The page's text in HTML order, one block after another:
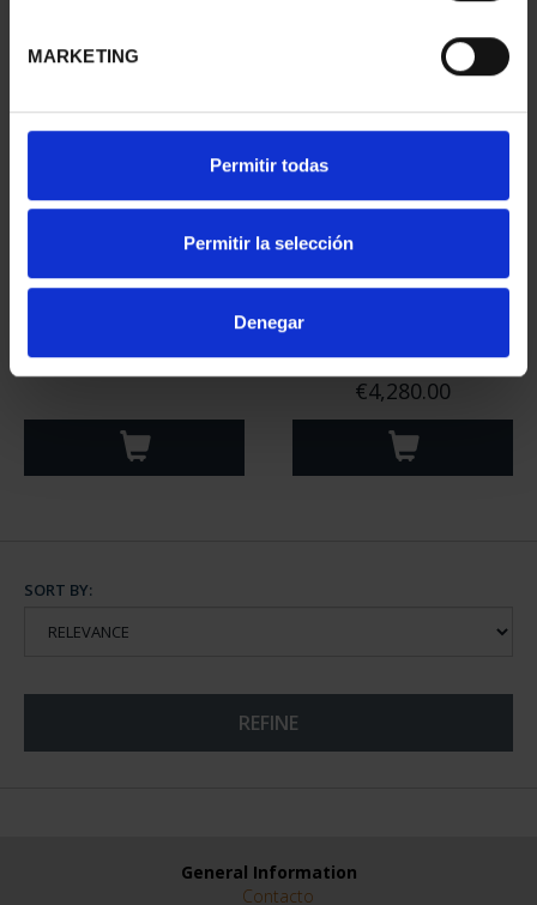
MARKETING
Permitir todas
Permitir la selección
Denegar
RADIO CENTENARY
€140.00
425TH ANNIV.
VELÁZQUEZ (2024)
GOLD COIN
€4,280.00
SORT BY: